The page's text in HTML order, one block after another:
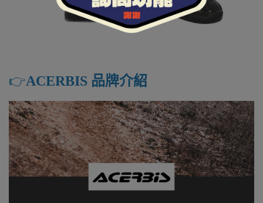
👉️ACERBIS 品牌介紹